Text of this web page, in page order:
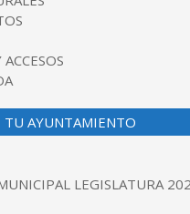
TU AYUNTAMIENTO
LEGISLATURA